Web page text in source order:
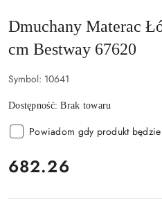
Dmuchany Materac
cm Bestway 67620
Symbol: 10641
Dostępność:Brak towaru
Powiadom gdy produkt
cena:
682.26